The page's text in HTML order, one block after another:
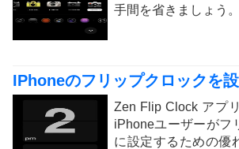
手間を省きましょう。
IPhoneのフリップクロックを
Zen Flip Clock アプ
iPhoneユーザーがフ
に設定するための優